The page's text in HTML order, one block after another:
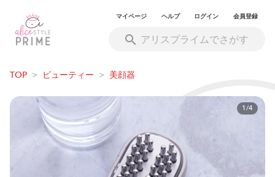
マイページ ヘルプ ログイン 会員登録
TOP > ビューティー > 美顔器
1/4